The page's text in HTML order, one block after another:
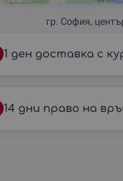
гр. София,
1 ден доставка с
14 дни право на